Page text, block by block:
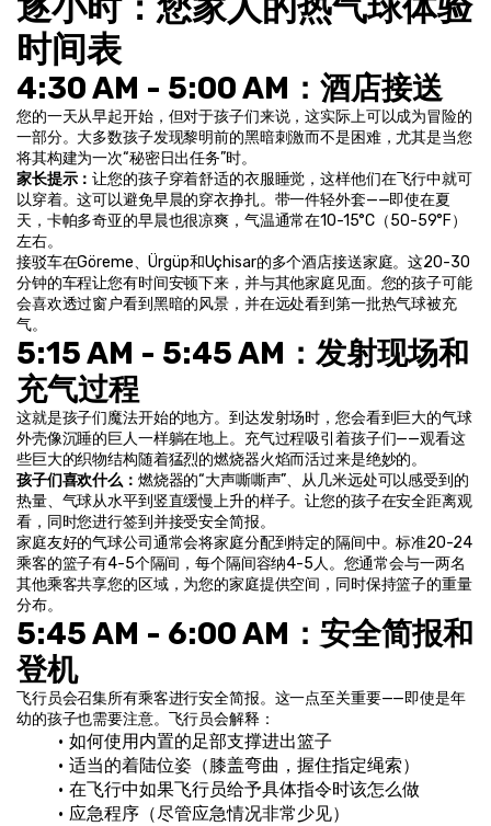
时间表
4:30 AM - 5:00 AM：酒店接送
您的一天从早起开始，但对于孩子们来说，这实际上可以成为冒险的
一部分。大多数孩子发现黎明前的黑暗刺激而不是困难，尤其是当您
将其构建为一次“秘密日出任务”时。
家长提示：让您的孩子穿着舒适的衣服睡觉，这样他们在飞行中就可
以穿着。这可以避免早晨的穿衣挣扎。带一件轻外套——即使在夏
天，卡帕多奇亚的早晨也很凉爽，气温通常在10-15°C（50-59°F）
左右。
接驳车在Göreme、Ürgüp和Uçhisar的多个酒店接送家庭。这20-30
分钟的车程让您有时间安顿下来，并与其他家庭见面。您的孩子可能
会喜欢透过窗户看到黑暗的风景，并在远处看到第一批热气球被充
气。
5:15 AM - 5:45 AM：发射现场和
充气过程
这就是孩子们魔法开始的地方。到达发射场时，您会看到巨大的气球
外壳像沉睡的巨人一样躺在地上。充气过程吸引着孩子们——观看这
些巨大的织物结构随着猛烈的燃烧器火焰而活过来是绝妙的。
孩子们喜欢什么： 燃烧器的“大声嘶嘶声”、从几米远处可以感受到的
热量、气球从水平到竖直缓慢上升的样子。让您的孩子在安全距离观
看，同时您进行签到并接受安全简报。
家庭友好的气球公司通常会将家庭分配到特定的隔间中。标准20-24
乘客的篮子有4-5个隔间，每个隔间容纳4-5人。您通常会与一两名
其他乘客共享您的区域，为您的家庭提供空间，同时保持篮子的重量
分布。
5:45 AM - 6:00 AM：安全简报和
登机
飞行员会召集所有乘客进行安全简报。这一点至关重要——即使是年
幼的孩子也需要注意。飞行员会解释：
如何使用内置的足部支撑进出篮子
适当的着陆位姿（膝盖弯曲，握住指定绳索）
在飞行中如果飞行员给予具体指令时该怎么做
应急程序（尽管应急情况非常少见）